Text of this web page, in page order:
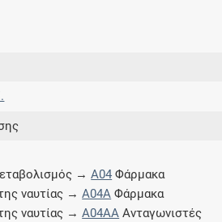
των συνδρομητικών
και αγωγές
→A04 Φάρμακα
της ναυτίας →A04A Φάρμακα
της ναυτίας →A04AA Ανταγωνιστές